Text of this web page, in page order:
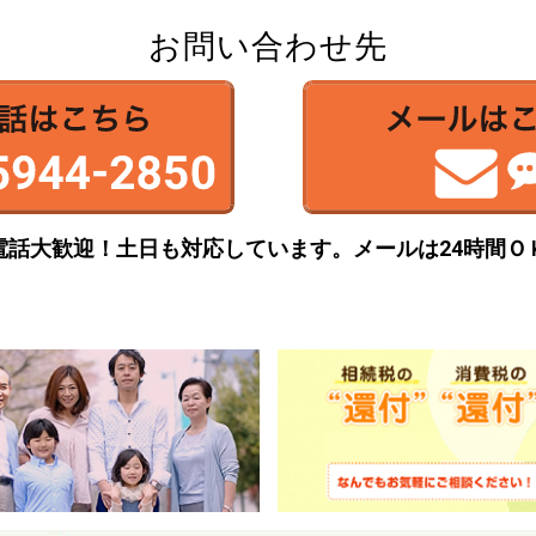
お問い合わせ先
話大歓迎！土日も対応しています。 メールは24時間Ｏ